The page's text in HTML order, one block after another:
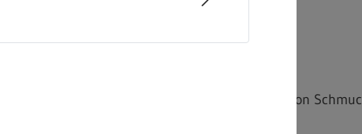
in Heimarbeit
Urlaub für die Herstellung und Bearbeitung von